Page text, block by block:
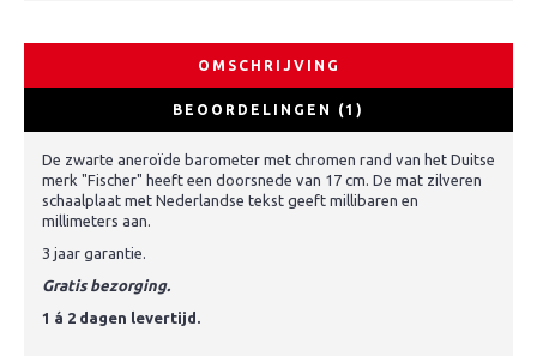
OMSCHRIJVING
BEOORDELINGEN (1)
De zwarte aneroïde barometer met chromen rand van het Duitse
merk "Fischer" heeft een doorsnede van 17 cm. De mat zilveren
schaalplaat met Nederlandse tekst geeft millibaren en
millimeters aan.
3 jaar garantie.
Gratis bezorging.
1 á 2 dagen levertijd.